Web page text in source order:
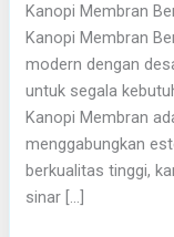
Kanopi Membran
Kanopi Membran
modern dengan
untuk segala
Kanopi Membran
menggabungkan
berkualitas tinggi,
sinar […]